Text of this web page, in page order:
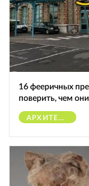
16 фееричных
поверить, чем
АРХИТЕКТУРА